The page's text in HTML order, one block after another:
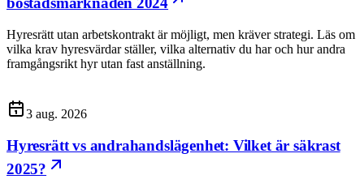
Hyresrätt utan arbetskontrakt är möjligt, men kräver strategi. Läs om
vilka krav hyresvärdar ställer, vilka alternativ du har och hur andra
framgångsrikt hyr utan fast anställning.
3 aug. 2026
Hyresrätt vs andrahandslägenhet: Vilket är säkrast
2025?